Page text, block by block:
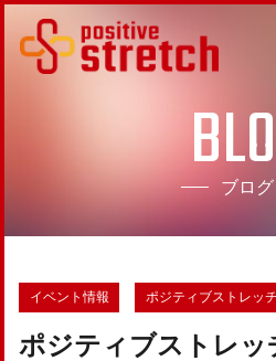
ブログ
イベント情報 ポジティブストレッ
ポジティブストレッ